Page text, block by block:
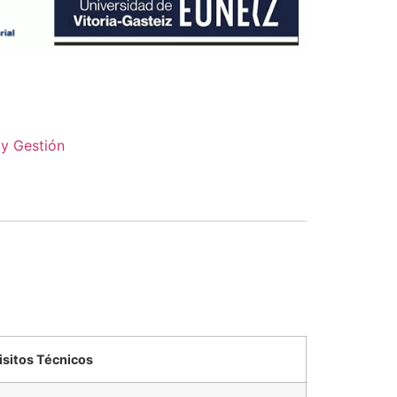
Gestión
Técnicos